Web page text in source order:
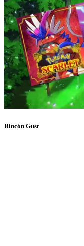
Rincón Gust